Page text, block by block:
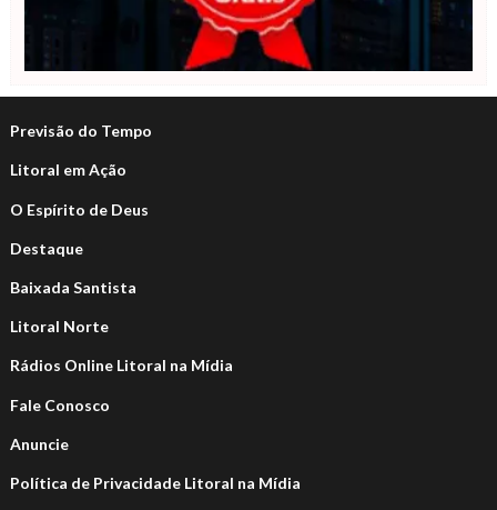
Previsão do Tempo
Litoral em Ação
O Espírito de Deus
Destaque
Baixada Santista
Litoral Norte
Rádios Online Litoral na Mídia
Fale Conosco
Anuncie
Política de Privacidade Litoral na Mídia